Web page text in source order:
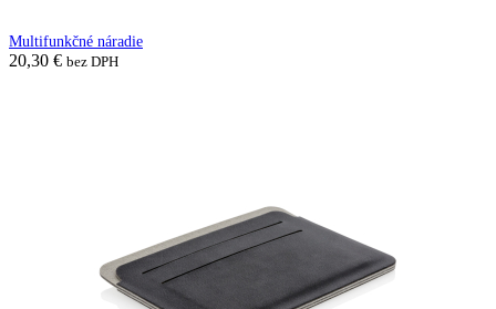
Multifunkčné náradie
20,30 € bez DPH